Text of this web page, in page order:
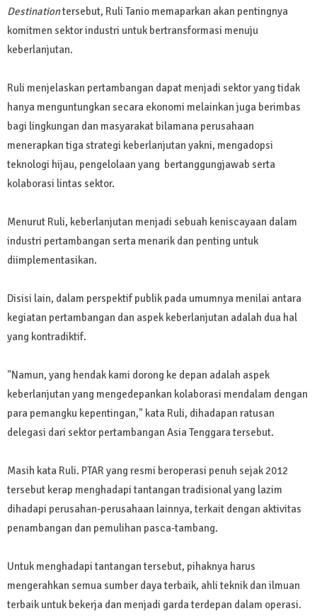
Destinationtersebut, Ruli Tanio memaparkan akan pentingnya
komitmen sektor industri untuk bertransformasi menuju
keberlanjutan.
Ruli menjelaskan pertambangan dapat menjadi sektor yang tidak
hanya menguntungkan secara ekonomi melainkan juga berimbas
bagi lingkungan dan masyarakat bilamana perusahaan
menerapkan tiga strategi keberlanjutan yakni, mengadopsi
teknologi hijau, pengelolaan yang bertanggungjawab serta
kolaborasi lintas sektor.
Menurut Ruli, keberlanjutan menjadi sebuah keniscayaan dalam
industri pertambangan serta menarik dan penting untuk
diimplementasikan.
Disisi lain, dalam perspektif publik pada umumnya menilai antara
kegiatan pertambangan dan aspek keberlanjutan adalah dua hal
yang kontradiktif.
"Namun, yang hendak kami dorong ke depan adalah aspek
keberlanjutan yang mengedepankan kolaborasi mendalam dengan
para pemangku kepentingan," kata Ruli, dihadapan ratusan
delegasi dari sektor pertambangan Asia Tenggara tersebut.
Masih kata Ruli. PTAR yang resmi beroperasi penuh sejak 2012
tersebut kerap menghadapi tantangan tradisional yang lazim
dihadapi perusahan-perusahaan lainnya, terkait dengan aktivitas
penambangan dan pemulihan pasca-tambang.
Untuk menghadapi tantangan tersebut, pihaknya harus
mengerahkan semua sumber daya terbaik, ahli teknik dan ilmuan
terbaik untuk bekerja dan menjadi garda terdepan dalam operasi.